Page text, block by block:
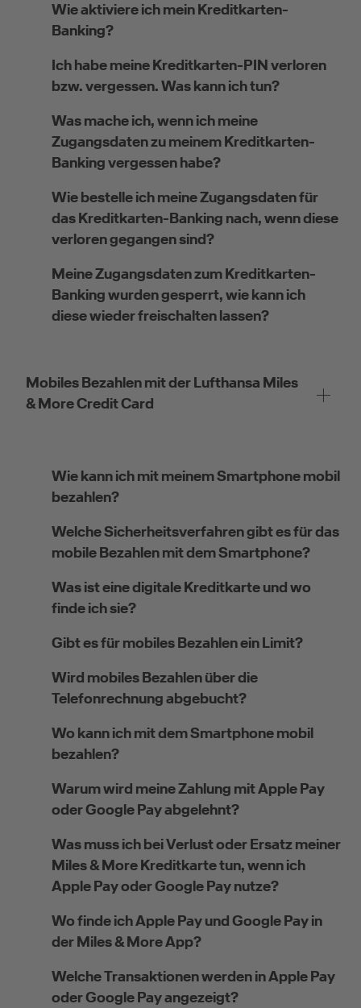
Wie aktiviere ich mein Kreditkarten-
Banking?
Ich habe meine Kreditkarten-PIN verloren
bzw. vergessen. Was kann ich tun?
Was mache ich, wenn ich meine
Zugangsdaten zu meinem Kreditkarten-
Banking vergessen habe?
Wie bestelle ich meine Zugangsdaten für
das Kreditkarten-Banking nach, wenn diese
verloren gegangen sind?
Meine Zugangsdaten zum Kreditkarten-
Banking wurden gesperrt, wie kann ich
diese wieder freischalten lassen?
Mobiles Bezahlen mit der Lufthansa Miles
& More Credit Card
Wie kann ich mit meinem Smartphone mobil
bezahlen?
Welche Sicherheitsverfahren gibt es für das
mobile Bezahlen mit dem Smartphone?
Was ist eine digitale Kreditkarte und wo
finde ich sie?
Gibt es für mobiles Bezahlen ein Limit?
Wird mobiles Bezahlen über die
Telefonrechnung abgebucht?
Wo kann ich mit dem Smartphone mobil
bezahlen?
Warum wird meine Zahlung mit Apple Pay
oder Google Pay abgelehnt?
Was muss ich bei Verlust oder Ersatz meiner
Miles & More Kreditkarte tun, wenn ich
Apple Pay oder Google Pay nutze?
Wo finde ich Apple Pay und Google Pay in
der Miles & More App?
Welche Transaktionen werden in Apple Pay
oder Google Pay angezeigt?
Selbstständige
(z.B. Gewerbetreibender, Handwerker,
Unternehmen
(z.B. e.K., Personengesellschaft (inkl. GbR),
GmbH)